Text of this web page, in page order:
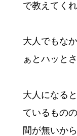
で教えてくれ
大人でもな
ぁとハッと
大人になる
ているもの
間が無いか